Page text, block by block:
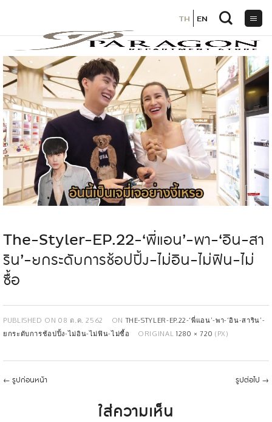
เนื้อหา
The-Styler-EP.22-‘พี่แอน’-พา-‘อิน-สา
ริน’-ยกระดับการช้อปปิ้ง-ไม่อิน-ไม่ฟิน-ไม่
ซื้อ
PUBLISHED ON08 ต.ค. 2562 ONTHE-STYLER-EP.22-‘พี่แอน’-พา-‘อิน-สาริน’-
ยกระดับการช้อปปิ้ง-ไม่อิน-ไม่ฟิน-ไม่ซื้อ
ORIGINAL 1280 × 720 (PX)
← รูปก่อนหน้า รูปต่อไป →
ใส่ความเห็น
TH EN
TH EN